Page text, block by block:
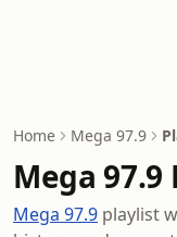
Home Mega 97.9
Mega
Mega 97.9 playlist